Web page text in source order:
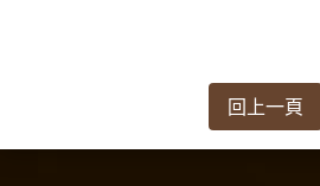
回上一頁